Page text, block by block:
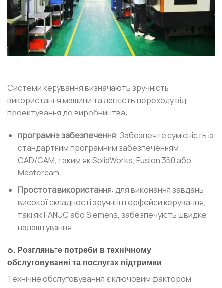
Системи керування визначають зручність
використання машини та легкість переходу від
проектування до виробництва:
програмне забезпечення: Забезпечте сумісність із
стандартним програмним забезпеченням
CAD/CAM, таким як SolidWorks, Fusion 360 або
Mastercam.
Простота використання: для виконання завдань
високої складності зручні інтерфейси керування,
такі як FANUC або Siemens, забезпечують швидке
налаштування.
6. Розгляньте потреби в технічному
обслуговуванні та послугах підтримки
Технічне обслуговування є ключовим фактором